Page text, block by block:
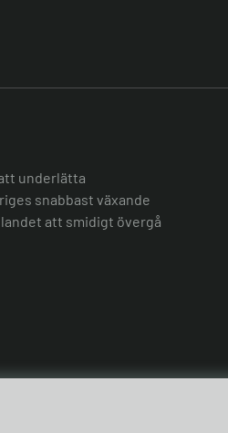
underlätta
snabbast växande
att smidigt övergå